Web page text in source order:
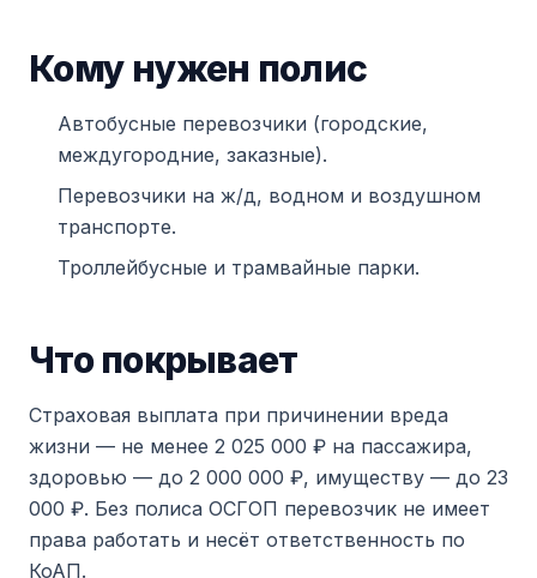
Кому нужен полис
Автобусные перевозчики (городские,
междугородние, заказные).
Перевозчики на ж/д, водном и воздушном
транспорте.
Троллейбусные и трамвайные парки.
Что покрывает
Страховая выплата при причинении вреда
жизни — не менее 2 025 000 ₽ на пассажира,
здоровью — до 2 000 000 ₽, имуществу — до 23
000 ₽. Без полиса ОСГОП перевозчик не имеет
права работать и несёт ответственность по
КоАП.